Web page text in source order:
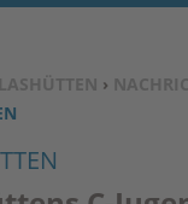
SICH HIER:›